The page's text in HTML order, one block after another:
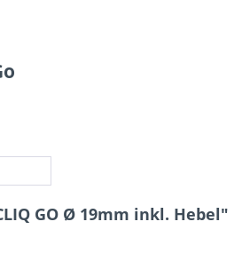
GO Ø 19mm inkl. Hebel"